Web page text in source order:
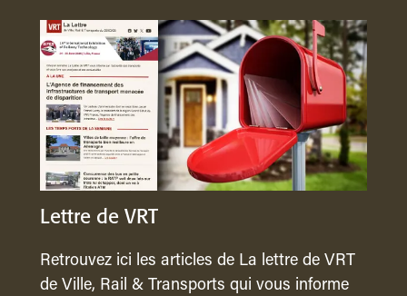
Lettre de VRT
Retrouvez ici les articles de La lettre de VRT
de Ville, Rail & Transports qui vous informe